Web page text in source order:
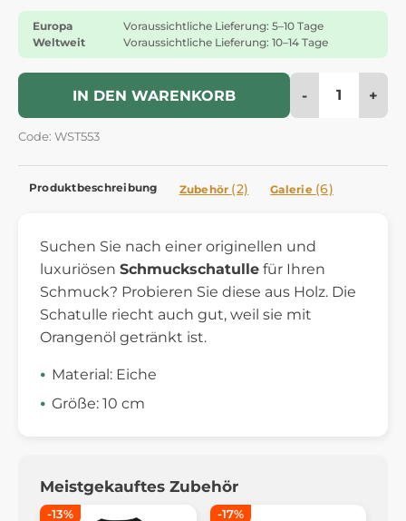
Europa
Voraussichtliche Lieferung: 5–10 Tage
Weltweit
Voraussichtliche Lieferung: 10–14 Tage
IN DEN WARENKORB - +
Code: WST553
Produktbeschreibung Zubehör (2) Galerie (6)
Suchen Sie nach einer originellen und
luxuriösen Schmuckschatulle für Ihren
Schmuck? Probieren Sie diese aus Holz. Die
Schatulle riecht auch gut, weil sie mit
Orangenöl getränkt ist.
Material: Eiche
Größe: 10 cm
Meistgekauftes Zubehör
-13% -17%